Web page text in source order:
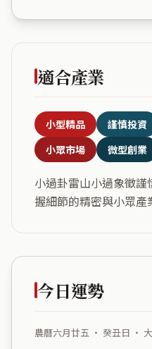
適合產業
小型精品 謹慎投資
小眾市場
微型創業
小過卦雷山小過象徵
握細節的精密與小眾產
今日運勢
農曆六月廿五 ・ 癸丑日 ・